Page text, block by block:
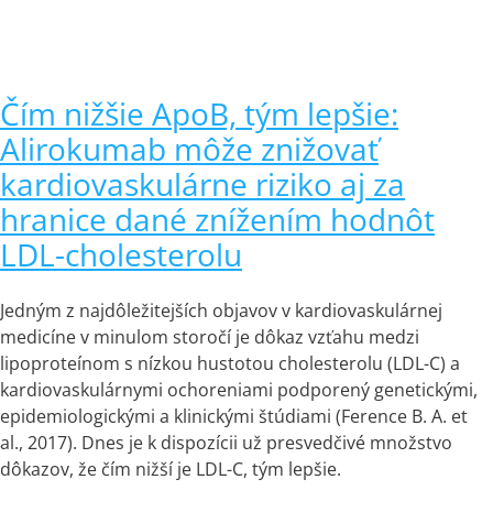
Čím nižšie ApoB, tým lepšie:
Alirokumab môže znižovať
kardiovaskulárne riziko aj za
hranice dané znížením hodnôt
LDL-cholesterolu
Jedným z najdôležitejších objavov v kardiovaskulárnej
medicíne v minulom storočí je dôkaz vzťahu medzi
lipoproteínom s nízkou hustotou cholesterolu (LDL-C) a
kardiovaskulárnymi ochoreniami podporený genetickými,
epidemiologickými a klinickými štúdiami (Ference B. A. et
al., 2017). Dnes je k dispozícii už presvedčivé množstvo
dôkazov, že čím nižší je LDL-C, tým lepšie.